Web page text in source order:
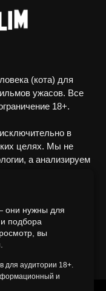
(кота) для
ужасов. Все
18+.
в
целях. Мы не
а анализируем
НАС
они нужны для
подбора
вы
для аудитории 18+.
и